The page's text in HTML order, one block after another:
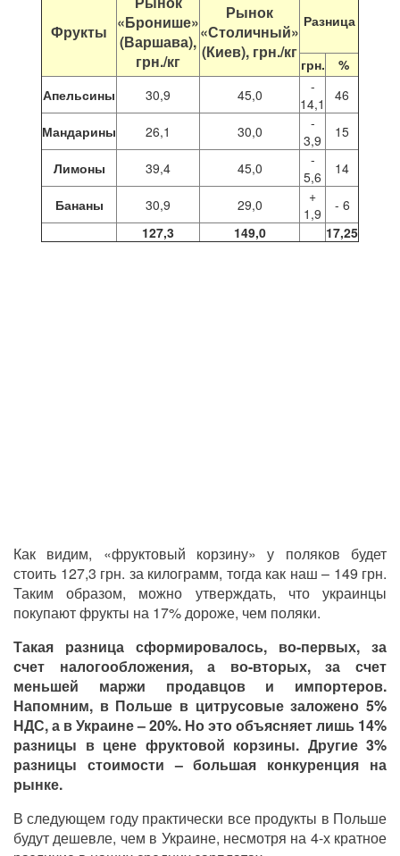
Фрукты «Бронише»
(Варшава),
грн./кг
Рынок
«Столичный»
(Киев), грн./кг
Разница
грн.
%
Апельсины
30,9 45,0
-
14,1
46
Мандарины 26,1 30,0
-
3,9
15
Лимоны 39,4 45,0
-
5,6
14
Бананы 30,9 29,0
+
1,9
- 6
127,3
149,0 17,25
Как видим, «фруктовый корзину» у поляков будет
стоить 127,3 грн. за килограмм, тогда как наш – 149 грн.
Таким образом, можно утверждать, что украинцы
покупают фрукты на 17% дороже, чем поляки.
Такая разница сформировалось, во-первых, за
счет налогообложения, а во-вторых, за счет
меньшей маржи продавцов и импортеров.
Напомним, в Польше в цитрусовые заложено 5%
НДС, а в Украине – 20%. Но это объясняет лишь 14%
разницы в цене фруктовой корзины. Другие 3%
разницы стоимости – большая конкуренция на
рынке.
В следующем году практически все продукты в Польше
будут дешевле, чем в Украине, несмотря на 4-х кратное